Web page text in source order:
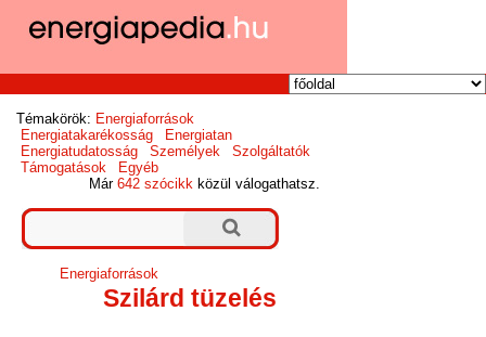
Témakörök: Energiaforrások
Energiatakarékosság
Energiatan
Energiatudatosság
Személyek
Szolgáltatók
Támogatások
Egyéb
Már642 szócikk közül válogathatsz.
Energiaforrások
Szilárd tüzelés